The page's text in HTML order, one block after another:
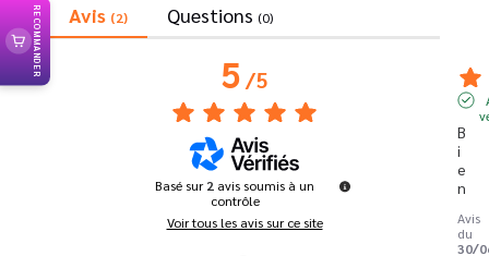
Avis (2) Questions (0)
5/5
Basé sur2 avis soumis à un
contrôle
Voir tous les avis sur ce site
B
i
e
n
Avis
du
30/
RECOMMANDER